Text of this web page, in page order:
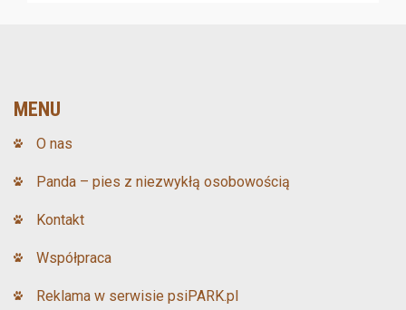
MENU
O nas
Panda – pies z niezwykłą osobowością
Kontakt
Współpraca
Reklama w serwisie psiPARK.pl